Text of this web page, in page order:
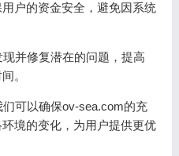
户的资金安全，避免因系统
并修复潜在的问题，提高
。
可以确保ov-sea.com的充
境的变化，为用户提供更优